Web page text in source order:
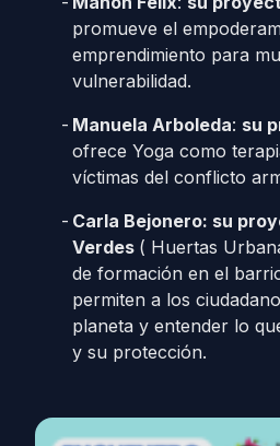
promueve el
emprendimiento para
vulnerabilidad.
Manuela Arboleda: su
ofrece Yoga como
víctimas del conflicto
Carla Bejonero: su
Verdes ( Huertas
de formación en el
permiten a los
planeta y entender lo
y su protección.